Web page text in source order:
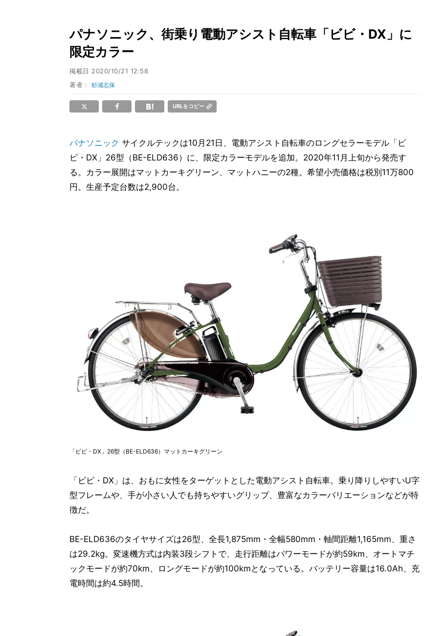
パナソニック、街乗り電動アシスト自転車「ビビ・DX」に
限定カラー
掲載日 2020/10/21 12:58
著者：杉浦志保
URLをコピー
パナソニック サイクルテックは10月21日、電動アシスト自転車のロングセラーモデル「ビ
ビ・DX」26型（BE-ELD636）に、限定カラーモデルを追加。2020年11月上旬から発売す
る。カラー展開はマットカーキグリーン、マットハニーの2種。希望小売価格は税別11万800
円。生産予定台数は2,900台。
「ビビ・DX」26型（BE-ELD636）マットカーキグリーン
「ビビ・DX」は、おもに女性をターゲットとした電動アシスト自転車。乗り降りしやすいU字
型フレームや、手が小さい人でも持ちやすいグリップ、豊富なカラーバリエーションなどが特
徴だ。
BE-ELD636のタイヤサイズは26型、全長1,875mm・全幅580mm・軸間距離1,165mm、重さ
は29.2kg。変速機方式は内装3段シフトで、走行距離はパワーモードが約59km、オートマチ
ックモードが約70km、ロングモードが約100kmとなっている。バッテリー容量は16.0Ah、充
電時間は約4.5時間。